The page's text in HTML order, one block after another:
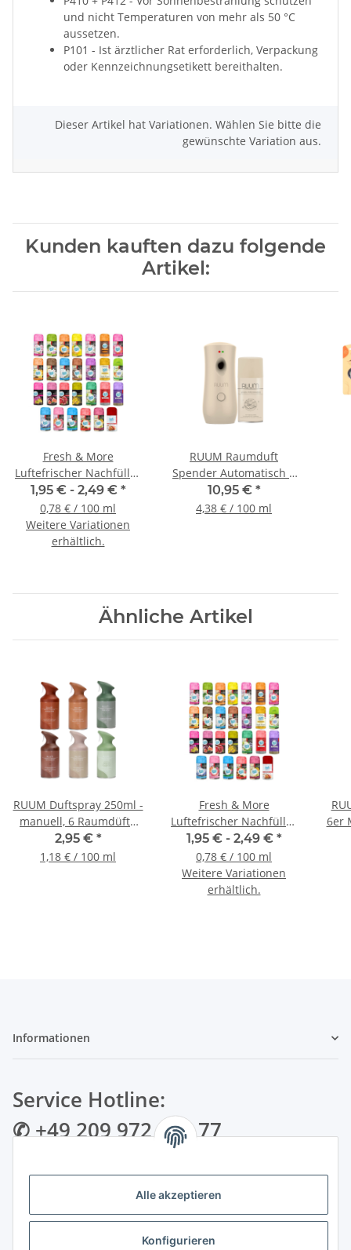
Alle akzeptieren
Konfigurieren
und nicht Temperaturen von mehr als 50 °C
aussetzen.
P101 - Ist ärztlicher Rat erforderlich, Verpackung
oder Kennzeichnungsetikett bereithalten.
Dieser Artikel hat Variationen. Wählen Sie bitte die
gewünschte Variation aus.
Kunden kauften dazu folgende
Artikel:
Fresh & More
Luftefrischer Nachfüller
kompatibel mit
Freshmatic Max, 250ml
1,95 € - 2,49 € *
0,78 € / 100 ml
Weitere Variationen
erhältlich.
RUUM Raumduft
Spender Automatisch +
250ml Nachfüller Linen
Fresh Duft
10,95 € *
4,38 € / 100 ml
Ähnliche Artikel
RUUM Duftspray 250ml -
manuell, 6 Raumdüfte
zur Auswahl
2,95 € *
1,18 € / 100 ml
Fresh & More
Luftefrischer Nachfüller
kompatibel mit
Freshmatic Max, 250ml
1,95 € - 2,49 € *
0,78 € / 100 ml
Weitere Variationen
erhältlich.
6er
Informationen
Service Hotline:
✆ +49 209 972 995 77
Gewerkenstraße 34 | 45881 Gelsenkirchen
Mo.-Fr.: 09:00 - 18:30 Uhr Samstag: 09:00 - 16:00 Uhr